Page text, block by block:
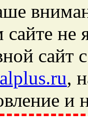
сайте не
сайт
,
и